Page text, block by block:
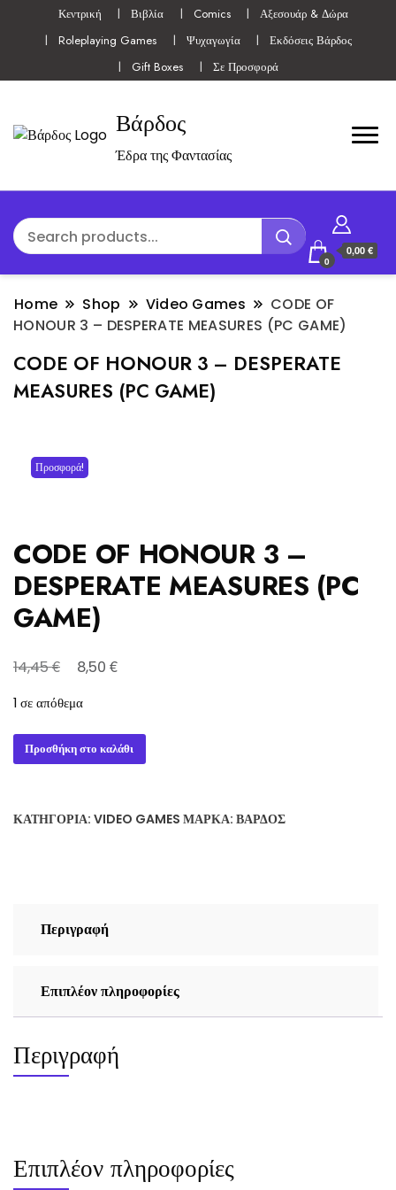
Κεντρική Βιβλία Comics
Αξεσουάρ & Δώρα
Roleplaying Games
Ψυχαγωγία
Εκδόσεις Βάρδος
Gift Boxes
Σε Προσφορά
Βάρδος
Έδρα της Φαντασίας
0
0,00 €
Home Shop Video Games
CODE OF
HONOUR 3 – DESPERATE MEASURES (PC GAME)
CODE OF HONOUR 3 – DESPERATE
MEASURES (PC GAME)
Προσφορά!
CODE OF HONOUR 3 –
DESPERATE MEASURES (PC
GAME)
14,45€
Original
was:
14,45 €.
8,50 €Η
είναι:
8,50 €.
1 σε απόθεμα
CODE
OF
-
ποσότητα
Προσθήκη στο καλάθι
ΚΑΤΗΓΟΡΊΑ: VIDEO GAMES ΜΆΡΚΑ: ΒΆΡΔΟΣ
Περιγραφή
Επιπλέον πληροφορίες
Περιγραφή
Επιπλέον πληροφορίες